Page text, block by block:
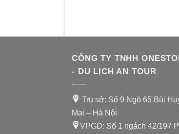
CÔNG TY TNHH
- DU LỊCH AN TOUR
Trụ sở: Số 9 Ngõ 65 Bùi
Mai – Hà Nội
VPGD: Số 1 ngách 42/197